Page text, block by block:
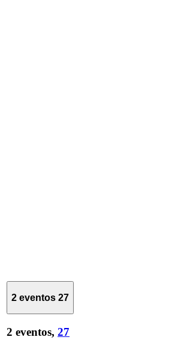
2 eventos 27
2 eventos, 27